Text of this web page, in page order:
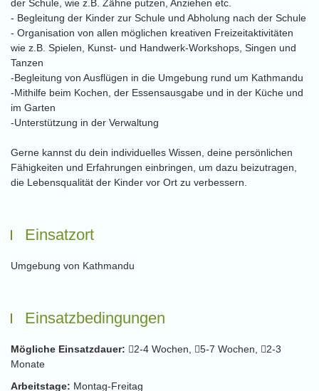
der Schule, wie z.B. Zähne putzen, Anziehen etc.
- Begleitung der Kinder zur Schule und Abholung nach der Schule
- Organisation von allen möglichen kreativen Freizeitaktivitäten
wie z.B. Spielen, Kunst- und Handwerk-Workshops, Singen und
Tanzen
-Begleitung von Ausflügen in die Umgebung rund um Kathmandu
-Mithilfe beim Kochen, der Essensausgabe und in der Küche und
im Garten
-Unterstützung in der Verwaltung
Gerne kannst du dein individuelles Wissen, deine persönlichen
Fähigkeiten und Erfahrungen einbringen, um dazu beizutragen,
die Lebensqualität der Kinder vor Ort zu verbessern.
Einsatzort
Umgebung von Kathmandu
Einsatzbedingungen
Mögliche Einsatzdauer: 2-4 Wochen, 5-7 Wochen,
2-3
Monate
Arbeitstage: Montag-Freitag